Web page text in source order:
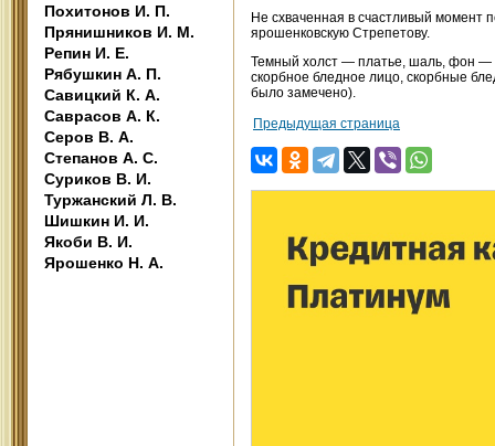
Похитонов И. П.
Прянишников И. М.
Репин И. Е.
Рябушкин А. П.
Савицкий К. А.
Саврасов А. К.
Серов В. А.
Степанов А. С.
Суриков В. И.
Туржанский Л. В.
Шишкин И. И.
Якоби В. И.
Ярошенко Н. А.
Не схваченная в счастливый момент
ярошенковскую Стрепетову.
Темный холст — платье, шаль, фон —
скорбное бледное лицо, скорбные
было замечено).
Предыдущая страница